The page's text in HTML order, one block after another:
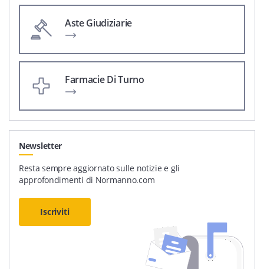
Aste Giudiziarie
Farmacie Di Turno
Newsletter
Resta sempre aggiornato sulle notizie e gli
approfondimenti di Normanno.com
Iscriviti